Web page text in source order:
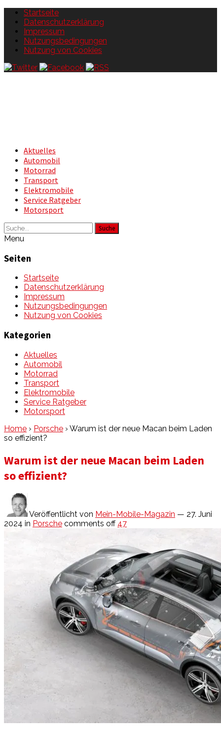
Startseite
Datenschutzerklärung
Impressum
Nutzungsbedingungen
Nutzung von Cookies
Aktuelles
Automobil
Motorrad
Transport
Elektromobile
Service Ratgeber
Motorsport
Suche
Menu
Seiten
Startseite
Datenschutzerklärung
Impressum
Nutzungsbedingungen
Nutzung von Cookies
Kategorien
Aktuelles
Automobil
Motorrad
Transport
Elektromobile
Service Ratgeber
Motorsport
Home › Porsche › Warum ist der neue Macan beim Laden
so effizient?
Warum ist der neue Macan beim Laden
so effizient?
Veröffentlicht von Mein-Mobile-Magazin — 27. Juni
2024 in Porsche comments off 47